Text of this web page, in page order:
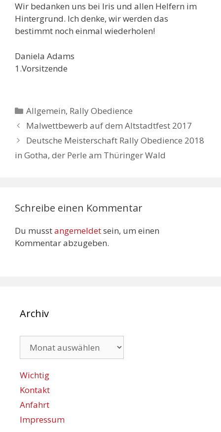
Wir bedanken uns bei Iris und allen Helfern im
Hintergrund. Ich denke, wir werden das
bestimmt noch einmal wiederholen!
Daniela Adams
1.Vorsitzende
Kategorien
Allgemein, Rally Obedience
Malwettbewerb auf dem Altstadtfest 2017
Deutsche Meisterschaft Rally Obedience 2018
in Gotha, der Perle am Thüringer Wald
Schreibe einen Kommentar
Du musstangemeldetsein, um einen
Kommentar abzugeben.
Archiv
Wichtig
Kontakt
Anfahrt
Impressum